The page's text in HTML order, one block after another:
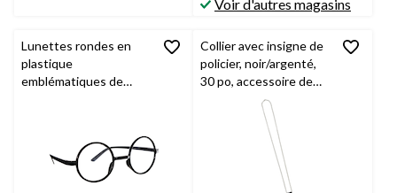
Voir d'autres magasins
Lunettes rondes en
plastique
emblématiques de
costume à porter pour
l'Halloween
Collier avec insigne de
policier, noir/argenté,
30 po, accessoire de
costume à porter pour
l'Halloween